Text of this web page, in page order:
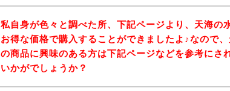
私自身が色々と調べた所、下記ページより、天海の
お得な価格で購入することができましたよ♪なので
の商品に興味のある方は下記ページなどを参考にさ
いかがでしょうか？